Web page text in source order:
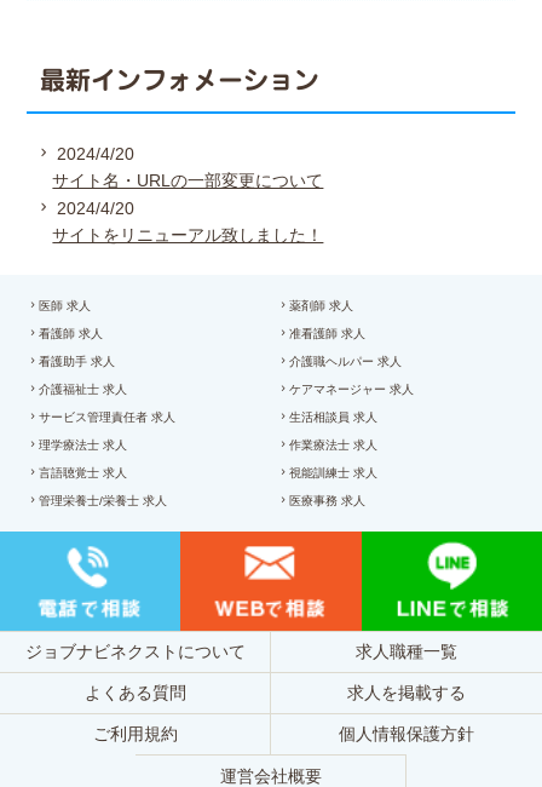
最新インフォメーション
2024/4/20
サイト名・URLの一部変更について
2024/4/20
サイトをリニューアル致しました！
医師 求人 薬剤師 求人
看護師 求人 准看護師 求人
看護助手 求人 介護職ヘルパー 求人
介護福祉士 求人 ケアマネージャー 求人
サービス管理責任者 求人 生活相談員 求人
理学療法士 求人 作業療法士 求人
言語聴覚士 求人 視能訓練士 求人
管理栄養士/栄養士 求人 医療事務 求人
ジョブナビネクストについて 求人職種一覧
よくある質問 求人を掲載する
ご利用規約 個人情報保護方針
運営会社概要